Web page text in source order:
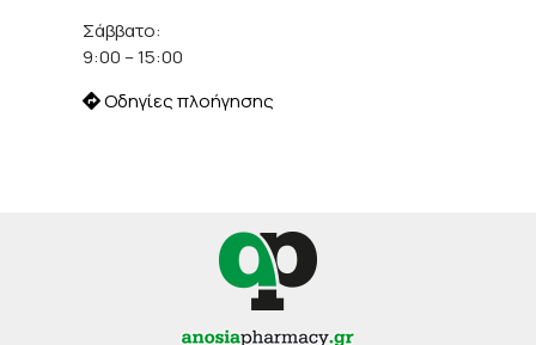
Σάββατο:
9:00 – 15:00
Οδηγίες πλοήγησης